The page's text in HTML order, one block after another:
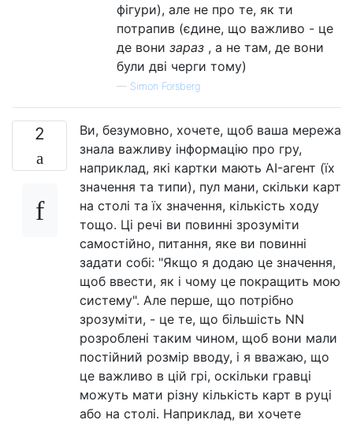
фігури), але не про те, як ти
потрапив (єдине, що важливо - це
де вони зараз , а не там, де вони
були дві черги тому)
— Simon Forsberg
2
Ви, безумовно, хочете, щоб ваша мережа
знала важливу інформацію про гру,
наприклад, які картки мають AI-агент (їх
значення та типи), пул мани, скільки карт
на столі та їх значення, кількість ходу
тощо. Ці речі ви повинні зрозуміти
самостійно, питання, яке ви повинні
задати собі: "Якщо я додаю це значення,
щоб ввести, як і чому це покращить мою
систему". Але перше, що потрібно
зрозуміти, - це те, що більшість NN
розроблені таким чином, щоб вони мали
постійний розмір вводу, і я вважаю, що
це важливо в цій грі, оскільки гравці
можуть мати різну кількість карт в руці
або на столі. Наприклад, ви хочете